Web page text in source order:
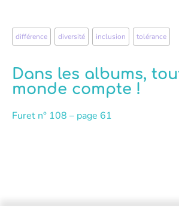
différence diversité inclusion tolérance
Dans les albums,
monde compte !
Furet n° 108 – page 61